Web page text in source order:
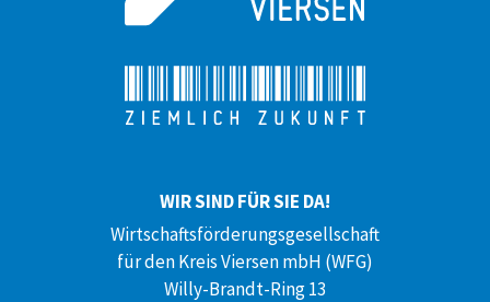
WIR SIND FÜR SIE DA!
Wirtschaftsförderungsgesellschaft
für den Kreis Viersen mbH (WFG)
Willy-Brandt-Ring 13